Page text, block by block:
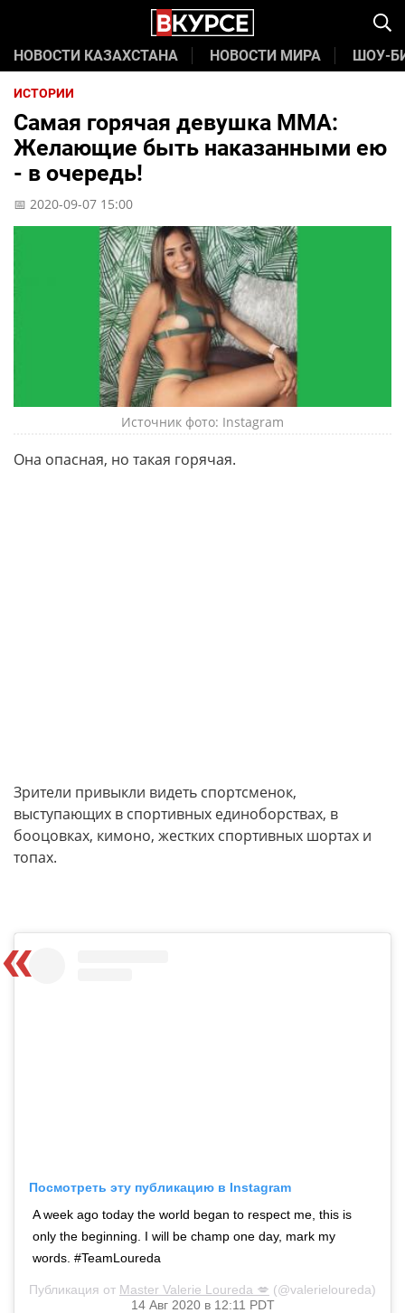
НОВОСТИ КАЗАХСТАНА НОВОСТИ МИРА ШОУ-
ИСТОРИИ
Самая горячая девушка ММА:
Желающие быть наказанными ею
- в очередь!
📅 2020-09-07 15:00
Источник фото: Instagram
Она опасная, но такая горячая.
Зрители привыкли видеть спортсменок,
выступающих в спортивных единоборствах, в
бооцовках, кимоно, жестких спортивных шортах и
топах.
Посмотреть эту публикацию в Instagram
A week ago today the world began to respect me, this is
only the beginning. I will be champ one day, mark my
words. #TeamLoureda
Публикация от Master Valerie Loureda 💋 (@valerieloureda)
14 Авг 2020 в 12:11 PDT